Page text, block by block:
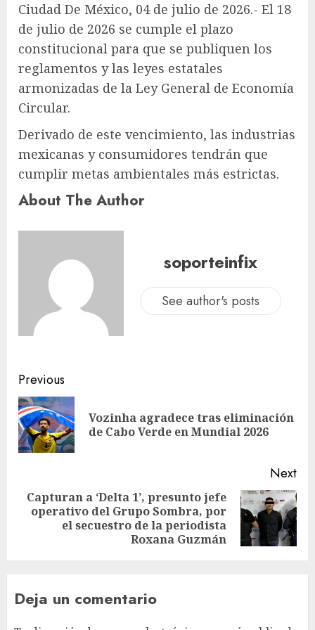
Ciudad De México, 04 de julio de 2026.- El 18
de julio de 2026 se cumple el plazo
constitucional para que se publiquen los
reglamentos y las leyes estatales
armonizadas de la Ley General de Economía
Circular.
Derivado de este vencimiento, las industrias
mexicanas y consumidores tendrán que
cumplir metas ambientales más estrictas.
About The Author
soporteinfix
See author's posts
Previous
Vozinha agradece tras eliminación
de Cabo Verde en Mundial 2026
Next
Capturan a ‘Delta 1’, presunto jefe
operativo del Grupo Sombra, por
el secuestro de la periodista
Roxana Guzmán
Deja un comentario